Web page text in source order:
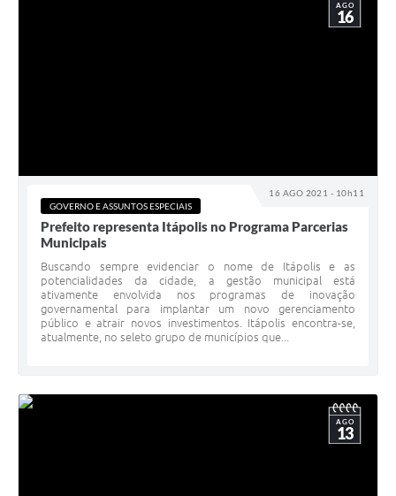
16 AGO 2021 - 10h11
AGO
16
GOVERNO E ASSUNTOS ESPECIAIS
Prefeito representa Itápolis no Programa Parcerias
Municipais
Buscando sempre evidenciar o nome de Itápolis e as
potencialidades da cidade, a gestão municipal está
ativamente envolvida nos programas de inovação
governamental para implantar um novo gerenciamento
público e atrair novos investimentos. Itápolis encontra-se,
atualmente, no seleto grupo de municípios que...
AGO
13